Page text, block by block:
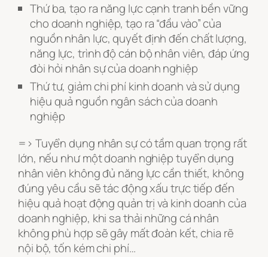
Thứ ba, tạo ra năng lực cạnh tranh bền vững
cho doanh nghiệp, tạo ra “đầu vào” của
nguồn nhân lực, quyết định đến chất lượng,
năng lực, trình độ cán bộ nhân viên, đáp ứng
đòi hỏi nhân sự của doanh nghiệp
Thứ tư, giảm chi phí kinh doanh và sử dụng
hiệu quả nguồn ngân sách của doanh
nghiệp
=> Tuyển dụng nhân sự có tầm quan trọng rất
lớn, nếu như một doanh nghiệp tuyển dụng
nhân viên không đủ năng lực cần thiết, không
đúng yêu cầu sẽ tác động xấu trực tiếp đến
hiệu quả hoạt động quản trị và kinh doanh của
doanh nghiệp, khi sa thải những cá nhân
không phù hợp sẽ gây mất đoàn kết, chia rẽ
nội bộ, tốn kém chi phí…